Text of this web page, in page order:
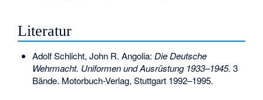
Literatur
Adolf Schlicht, John R. Angolia: Die Deutsche
Wehrmacht. Uniformen und Ausrüstung 1933–1945. 3
Bände. Motorbuch-Verlag, Stuttgart 1992–1995.